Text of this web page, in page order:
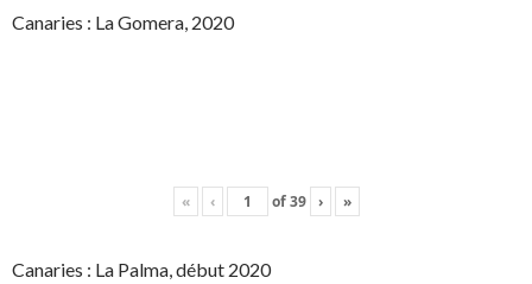
Canaries : La Gomera, 2020
« ‹ of39 › »
Canaries : La Palma, début 2020